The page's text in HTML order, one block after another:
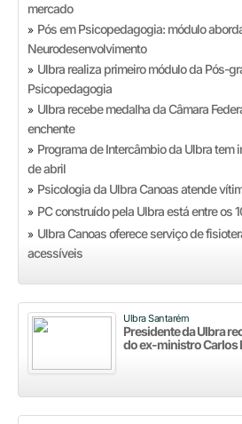
mercado
» Pós em Psicopedagogia: módulo
Neurodesenvolvimento
» Ulbra realiza primeiro módulo da Pós-
Psicopedagogia
» Ulbra recebe medalha da Câmara
enchente
» Programa de Intercâmbio da Ulbra tem
de abril
» Psicologia da Ulbra Canoas atende
» PC construído pela Ulbra está entre os
» Ulbra Canoas oferece serviço de
acessíveis
Ulbra Santarém
Presidente da Ulbra
do ex-ministro Carlos